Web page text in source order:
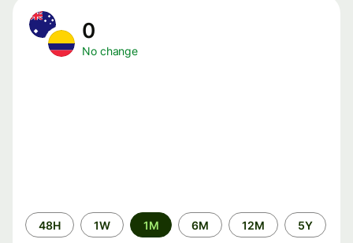
0
No change
Time
period
48H 1W 1M 6M 12M 5Y